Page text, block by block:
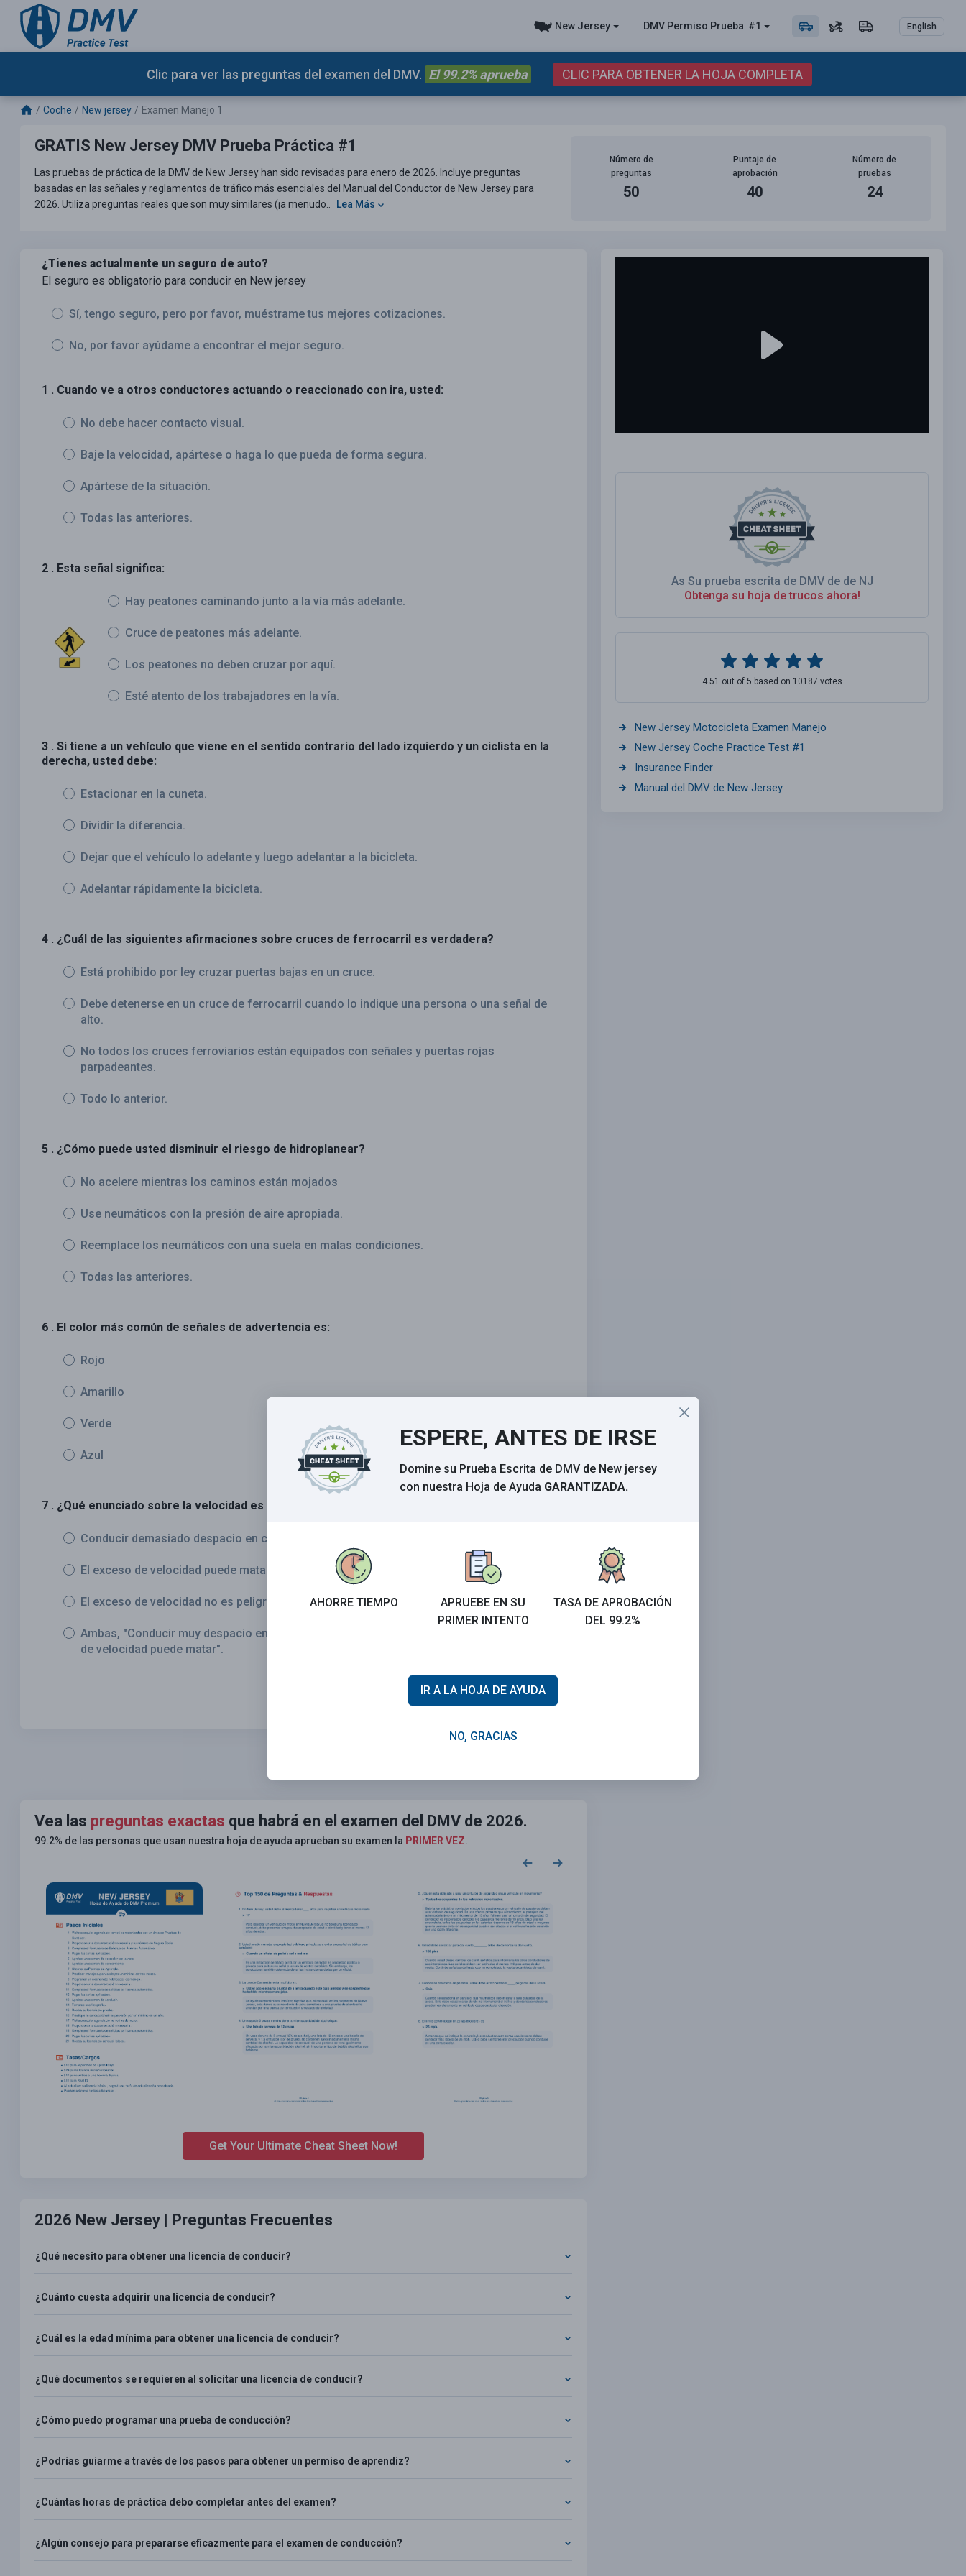
New Jersey DMV Permiso Prueba #1 English
Clic para ver las preguntas del examen del DMV. El 99.2% aprueba CLIC PARA OBTENER LA HOJA COMPLETA
Coche New jersey Examen Manejo 1
GRATIS New Jersey DMV Prueba Práctica #1
Las pruebas de práctica de la DMV de New Jersey han sido revisadas para enero de 2026. Incluye preguntas
basadas en las señales y reglamentos de tráfico más esenciales del Manual del Conductor de New Jersey para
2026. Utiliza preguntas reales que son muy similares (¡a menudo..
Lea Más
Número de
preguntas
50
Puntaje de
aprobación
40
Número de
pruebas
24
¿Tienes actualmente un seguro de auto?
El seguro es obligatorio para conducir en New jersey
Sí, tengo seguro, pero por favor, muéstrame tus mejores cotizaciones.
No, por favor ayúdame a encontrar el mejor seguro.
1 . Cuando ve a otros conductores actuando o reaccionado con ira, usted:
No debe hacer contacto visual.
Baje la velocidad, apártese o haga lo que pueda de forma segura.
Apártese de la situación.
Todas las anteriores.
2 . Esta señal significa:
Hay peatones caminando junto a la vía más adelante.
Cruce de peatones más adelante.
Los peatones no deben cruzar por aquí.
Esté atento de los trabajadores en la vía.
3 . Si tiene a un vehículo que viene en el sentido contrario del lado izquierdo y un ciclista en la
derecha, usted debe:
Estacionar en la cuneta.
Dividir la diferencia.
Dejar que el vehículo lo adelante y luego adelantar a la bicicleta.
Adelantar rápidamente la bicicleta.
4 . ¿Cuál de las siguientes afirmaciones sobre cruces de ferrocarril es verdadera?
Está prohibido por ley cruzar puertas bajas en un cruce.
Debe detenerse en un cruce de ferrocarril cuando lo indique una persona o una señal de
alto.
No todos los cruces ferroviarios están equipados con señales y puertas rojas
parpadeantes.
Todo lo anterior.
5 . ¿Cómo puede usted disminuir el riesgo de hidroplanear?
No acelere mientras los caminos están mojados
Use neumáticos con la presión de aire apropiada.
Reemplace los neumáticos con una suela en malas condiciones.
Todas las anteriores.
6 . El color más común de señales de advertencia es:
Rojo
Amarillo
Verde
Azul
7 . ¿Qué enunciado sobre la velocidad es verdad?
Conducir demasiado despacio en ciertas carreteras puede ser peligroso.
El exceso de velocidad puede matar.
El exceso de velocidad no es peligroso si usted es un conductor habilidoso.
Ambas, "Conducir muy despacio en ciertas carreteras puede ser peligroso" y "El exceso
de velocidad puede matar".
As Su prueba escrita de DMV de de NJ
Obtenga su hoja de trucos ahora!
4.51 out of 5 based on 10187 votes
New Jersey Motocicleta Examen Manejo
New Jersey Coche Practice Test #1
Insurance Finder
Manual del DMV de New Jersey
Vea las preguntas exactas que habrá en el examen del DMV de 2026.
99.2% de las personas que usan nuestra hoja de ayuda aprueban su examen la PRIMER VEZ.
Get Your Ultimate Cheat Sheet Now!
2026 New Jersey | Preguntas Frecuentes
¿Qué necesito para obtener una licencia de conducir?
¿Cuánto cuesta adquirir una licencia de conducir?
¿Cuál es la edad mínima para obtener una licencia de conducir?
¿Qué documentos se requieren al solicitar una licencia de conducir?
¿Cómo puedo programar una prueba de conducción?
¿Podrías guiarme a través de los pasos para obtener un permiso de aprendiz?
¿Cuántas horas de práctica debo completar antes del examen?
¿Algún consejo para prepararse eficazmente para el examen de conducción?
ESPERE, ANTES DE IRSE
Domine su Prueba Escrita de DMV de New jersey
con nuestra Hoja de Ayuda GARANTIZADA.
AHORRE TIEMPO
APRUEBE EN SU
PRIMER INTENTO
TASA DE APROBACIÓN
DEL 99.2%
IR A LA HOJA DE AYUDA
NO, GRACIAS